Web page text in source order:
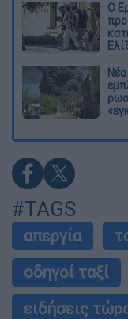
Ο
#TAGS
απεργία
οδηγοί ταξί
ειδήσεις